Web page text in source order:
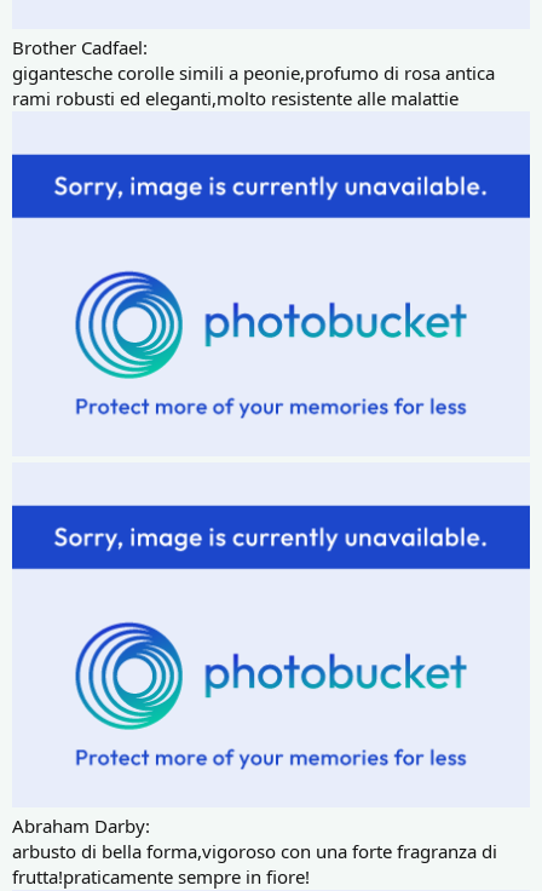
Brother Cadfael:
gigantesche corolle simili a peonie,profumo di rosa antica
rami robusti ed eleganti,molto resistente alle malattie
Abraham Darby:
arbusto di bella forma,vigoroso con una forte fragranza di
frutta!praticamente sempre in fiore!